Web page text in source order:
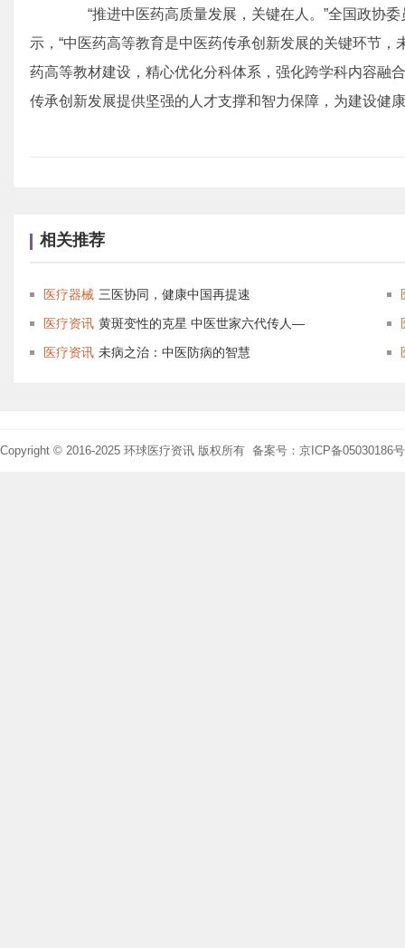
“推进中医药高质量发展，关键在人。”全国政协委
示，“中医药高等教育是中医药传承创新发展的关键环节
药高等教材建设，精心优化分科体系，强化跨学科内容融
传承创新发展提供坚强的人才支撑和智力保障，为建设健
相关推荐
医疗器械 三医协同，健康中国再提速
医疗资讯 黄斑变性的克星 中医世家六代传人—
医疗资讯 未病之治：中医防病的智慧
Copyright © 2016-2025 环球医疗资讯 版权所有 备案号：京ICP备05030186